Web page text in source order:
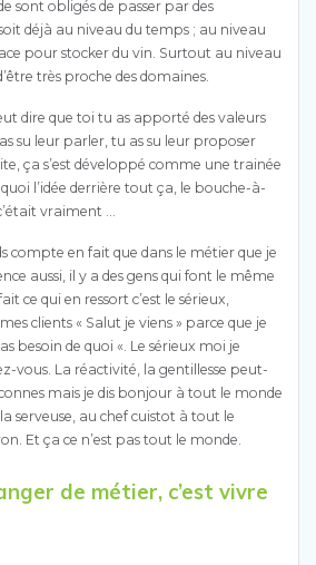
sont obligés de passer par des
déjà au niveau du temps ; au niveau
pour stocker du vin. Surtout au niveau
très proche des domaines.
dire que toi tu as apporté des valeurs
su leur parler, tu as su leur proposer
ça s’est développé comme une trainée
l’idée derrière tout ça, le bouche-à-
vraiment …
compte en fait que dans le métier que je
aussi, il y a des gens qui font le même
ce qui en ressort c’est le sérieux,
clients « Salut je viens » parce que je
besoin de quoi «. Le sérieux moi je
vous. La réactivité, la gentillesse peut-
mais je dis bonjour à tout le monde
serveuse, au chef cuistot à tout le
Et ça ce n’est pas tout le monde.
de métier, c’est vivre